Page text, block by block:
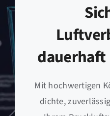
Mit hochwertigen
dichte,